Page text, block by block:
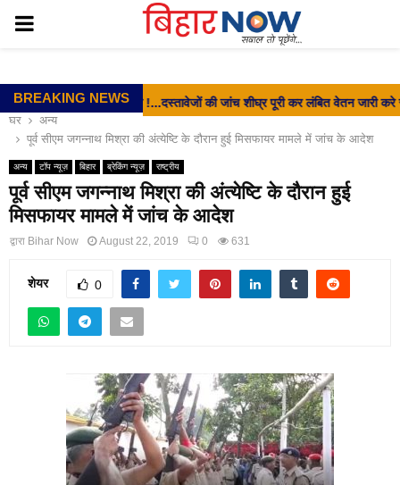
PRIMARY
BREAKING NEWS
की सरकार से बड़ी मांग !...दस्तावेजों की जांच शीघ्र पूरी कर लंबित वेतन जारी करे
घर
अन्य
पूर्व सीएम जगन्नाथ मिश्रा की अंत्येष्टि के दौरान हुई मिसफायर मामले में जांच के आदेश
अन्य टॉप न्यूज़ बिहार ब्रेकिंग न्यूज़ राष्ट्रीय
पूर्व सीएम जगन्नाथ मिश्रा की अंत्येष्टि के दौरान हुई
मिसफायर मामले में जांच के आदेश
द्वारा Bihar Now August 22, 2019 0 631
शेयर 0